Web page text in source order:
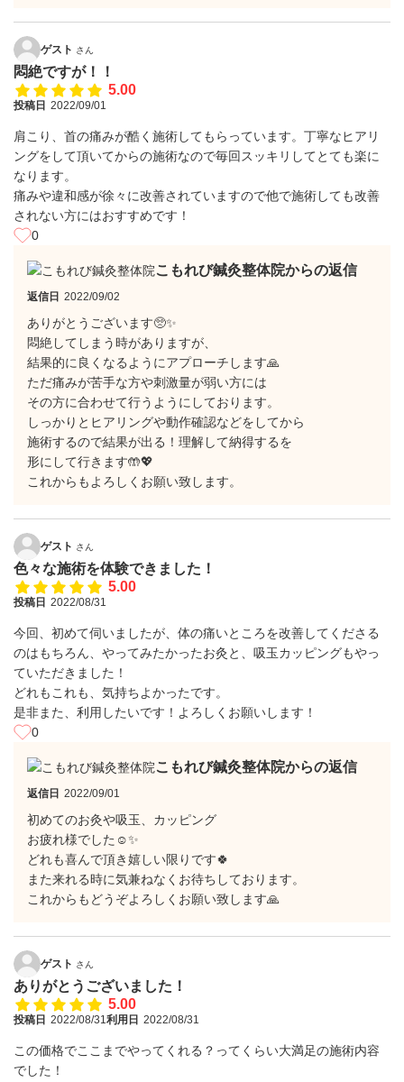
ゲスト さん
悶絶ですが！！
5.00
投稿日 2022/09/01
肩こり、首の痛みが酷く施術してもらっています。丁寧なヒアリ
ングをして頂いてからの施術なので毎回スッキリしてとても楽に
なります。
痛みや違和感が徐々に改善されていますので他で施術しても改善
されない方にはおすすめです！
0
こもれび鍼灸整体院からの返信
返信日 2022/09/02
ありがとうございます🥺✨
悶絶してしまう時がありますが、
結果的に良くなるようにアプローチします🙏
ただ痛みが苦手な方や刺激量が弱い方には
その方に合わせて行うようにしております。
しっかりとヒアリングや動作確認などをしてから
施術するので結果が出る！理解して納得するを
形にして行きます🤲💖
これからもよろしくお願い致します。
ゲスト さん
色々な施術を体験できました！
5.00
投稿日 2022/08/31
今回、初めて伺いましたが、体の痛いところを改善してくださる
のはもちろん、やってみたかったお灸と、吸玉カッピングもやっ
ていただきました！
どれもこれも、気持ちよかったです。
是非また、利用したいです！よろしくお願いします！
0
こもれび鍼灸整体院からの返信
返信日 2022/09/01
初めてのお灸や吸玉、カッピング
お疲れ様でした☺️✨
どれも喜んで頂き嬉しい限りです🍀
また来れる時に気兼ねなくお待ちしております。
これからもどうぞよろしくお願い致します🙏
ゲスト さん
ありがとうございました！
5.00
投稿日 2022/08/31利用日 2022/08/31
この価格でここまでやってくれる？ってくらい大満足の施術内容
でした！